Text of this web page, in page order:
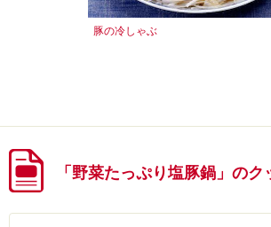
豚の冷しゃぶ
「野菜たっぷり塩豚鍋」の